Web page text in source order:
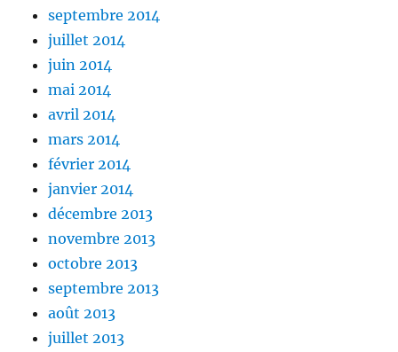
septembre 2014
juillet 2014
juin 2014
mai 2014
avril 2014
mars 2014
février 2014
janvier 2014
décembre 2013
novembre 2013
octobre 2013
septembre 2013
août 2013
juillet 2013